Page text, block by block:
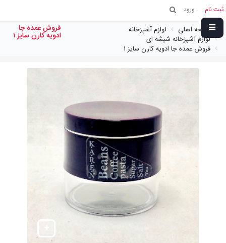
ثبت نام ورود
صفحه اصلی
لوازم آشپزخانه
لوازم آشپزخانه شیشه ای
فروش عمده جا ادویه کارن سايز ١
فروش عمده جا
ادویه کارن سايز ١